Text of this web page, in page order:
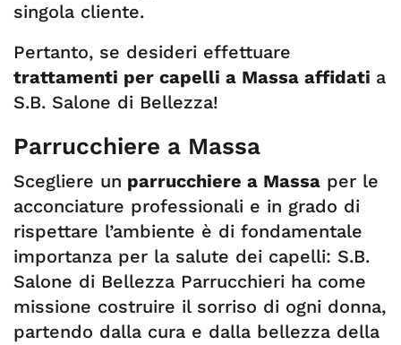
singola cliente.
Pertanto, se desideri effettuare
trattamenti per capelli a Massa affidati a
S.B. Salone di Bellezza!
Parrucchiere a Massa
Scegliere un parrucchiere a Massa per le
acconciature professionali e in grado di
rispettare l’ambiente è di fondamentale
importanza per la salute dei capelli: S.B.
Salone di Bellezza Parrucchieri ha come
missione costruire il sorriso di ogni donna,
partendo dalla cura e dalla bellezza della